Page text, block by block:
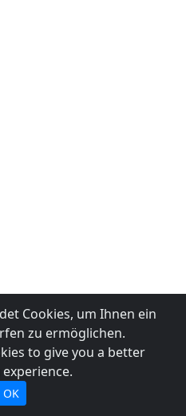
Cookies, um Ihnen ein
zu ermöglichen.
to give you a better
OK